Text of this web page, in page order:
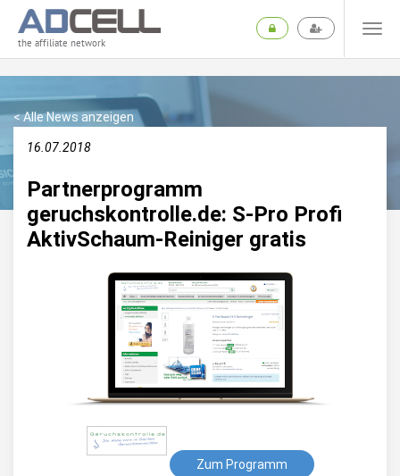
the affiliate network
< Alle News anzeigen
16.07.2018
Partnerprogramm
geruchskontrolle.de: S-Pro Profi
AktivSchaum-Reiniger gratis
Zum Programm